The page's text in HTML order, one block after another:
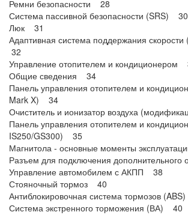
Ремни безопасности 28
Система пассивной безопасности (SRS) 30
Люк 31
Адаптивная система поддержания
32
Управление отопителем и кондиционером
Общие сведения 34
Панель управления отопителем и
Mark X) 34
Очиститель и ионизатор воздуха
Панель управления отопителем и
IS250/GS300) 35
Магнитола - основные моменты
Разъем для подключения
Управление автомобилем с АКПП 38
Стояночный тормоз 40
Антиблокировочная система тормозов
Система экстренного торможения (ВА) 40